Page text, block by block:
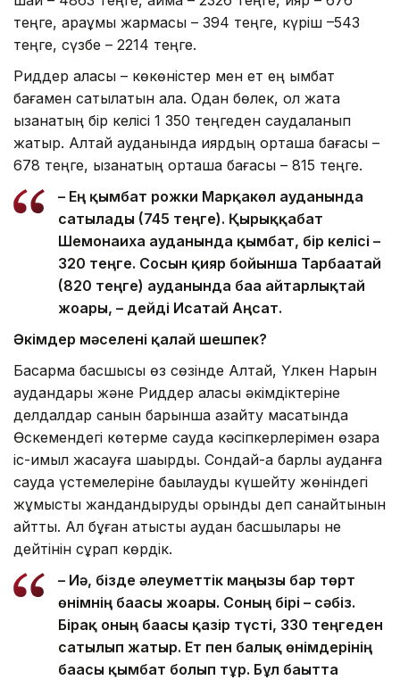
теңге, қарақұмық жармасы – 394 теңге, күріш –543
теңге, сүзбе – 2214 теңге.
Риддер қаласы – көкөністер мен ет ең қымбат
бағамен сатылатын қала. Одан бөлек, ол жақта
қызанақтың бір келісі 1 350 теңгеден саудаланып
жатыр. Алтай ауданында қиярдың орташа бағасы –
678 теңге, қызанақтың орташа бағасы – 815 теңге.
– Ең қымбат рожки Марқакөл ауданында
сатылады (745 теңге). Қырыққабат
Шемонаиха ауданында қымбат, бір келісі –
320 теңге. Сосын қияр бойынша Тарбағатай
(820 теңге) ауданында баға айтарлықтай
жоғары, – дейді Исатай Аңсат.
Әкімдер мәселені қалай шешпек?
Басқарма басшысы өз сөзінде Алтай, Үлкен Нарын
аудандары және Риддер қаласы әкімдіктеріне
делдалдар санын барынша азайту мақсатында
Өскемендегі көтерме сауда кәсіпкерлерімен өзара
іс-қимыл жасауға шақырды. Сондай-ақ барлық ауданға
сауда үстемелеріне бақылауды күшейту жөніндегі
жұмысты жандандыруды орынды деп санайтынын
айтты. Ал бұған қатысты аудан басшылары не
дейтінін сұрап көрдік.
– Иә, бізде әлеуметтік маңызы бар төрт
өнімнің бағасы жоғары. Соның бірі – сәбіз.
Бірақ оның бағасы қазір түсті, 330 теңгеден
сатылып жатыр. Ет пен балық өнімдерінің
бағасы қымбат болып тұр. Бұл бағытта